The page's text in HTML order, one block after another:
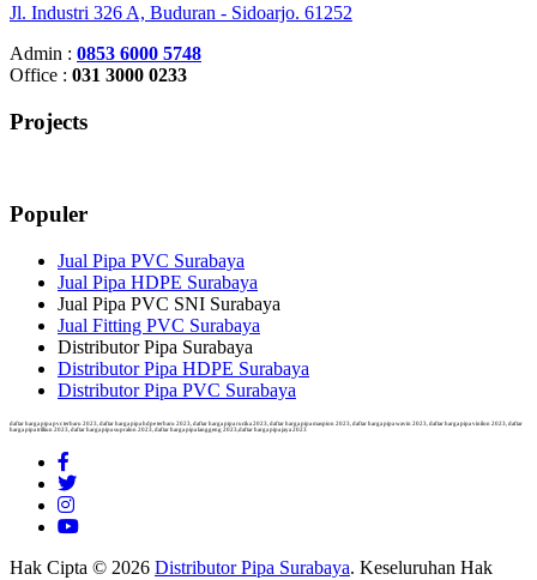
Jl. Industri 326 A, Buduran - Sidoarjo. 61252
Admin : 0853 6000 5748
Office : 031 3000 0233
Projects
Populer
Jual Pipa PVC Surabaya
Jual Pipa HDPE Surabaya
Jual Pipa PVC SNI Surabaya
Jual Fitting PVC Surabaya
Distributor Pipa Surabaya
Distributor Pipa HDPE Surabaya
Distributor Pipa PVC Surabaya
daftar harga pipa pvc terbaru 2023, daftar harga pipa hdpe terbaru 2023, daftar harga pipa rucika 2023, daftar harga pipa maspion 2023, daftar harga pipa wavin 2023, daftar harga pipa vinilon 2023, daftar
harga pipa trilliun 2023, daftar harga pipa supralon 2023, daftar harga pipa langgeng 2023,daftar harga pipa jaya 2023
Hak Cipta © 2026 Distributor Pipa Surabaya. Keseluruhan Hak